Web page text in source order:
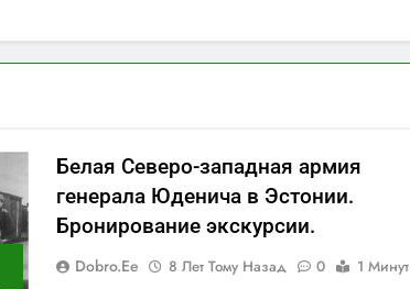
Белая Северо-западная армия
генерала Юденича в Эстонии.
Бронирование экскурсии.
Dobro.ee 8 Лет Тому Назад 0
1 Минут